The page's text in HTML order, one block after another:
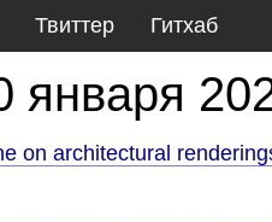
Твиттер Гитхаб
января
on architectural